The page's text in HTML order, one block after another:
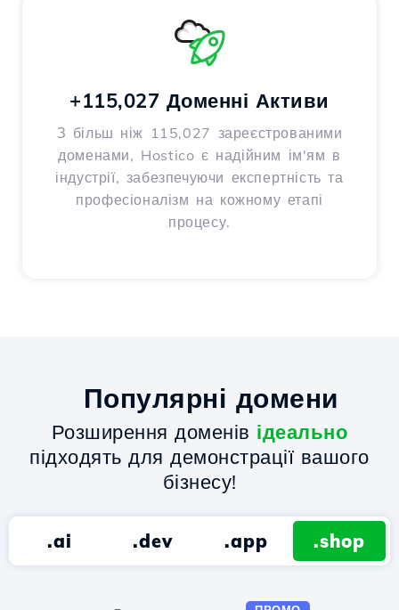
+115,027 Доменні Активи
З більш ніж 115,027 зареєстрованими
доменами, Hostico є надійним ім'ям в
індустрії, забезпечуючи експертність та
професіоналізм на кожному етапі
процесу.
Популярні домени
Розширення доменів ідеально
підходять для демонстрації вашого
бізнесу!
.ai .dev .app .shop